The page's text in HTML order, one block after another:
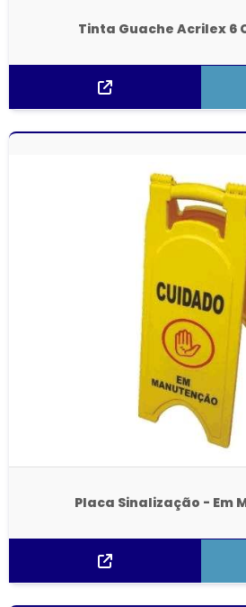
Tinta Guache Acrilex 6
Placa Sinalização - Em